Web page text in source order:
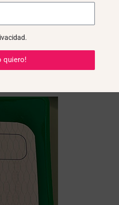
en Madrid
.
quiero!